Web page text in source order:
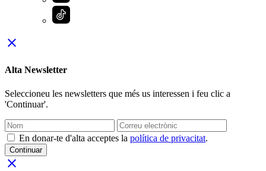
close
Alta Newsletter
Seleccioneu les newsletters que més us interessen i feu clic a
'Continuar'.
En donar-te d'alta acceptes la política de privacitat.
Continuar
close